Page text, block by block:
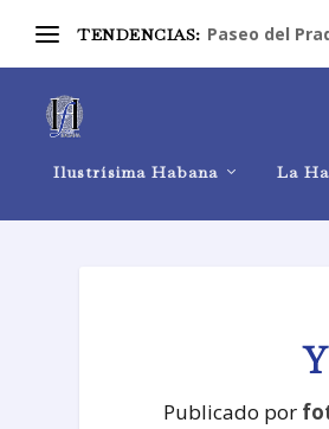
TENDENCIAS: Paseo del
Ilustrísima Habana La
Publicado por